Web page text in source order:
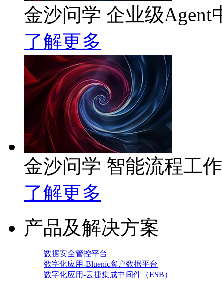
金沙问学 企业级Agent
了解更多
金沙问学 智能流程工
了解更多
产品及解决方案
数据安全管控平台
数字化应用-Bluenic客户数据平台
数字化应用-云捷集成中间件（ESB）